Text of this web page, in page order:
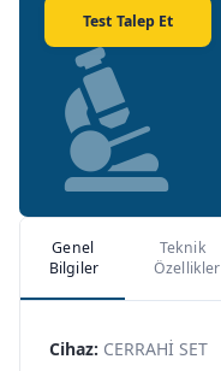
Test Talep Et
Genel
Bilgiler
Teknik
Özellikler
Cihaz: CERRAHİ SET